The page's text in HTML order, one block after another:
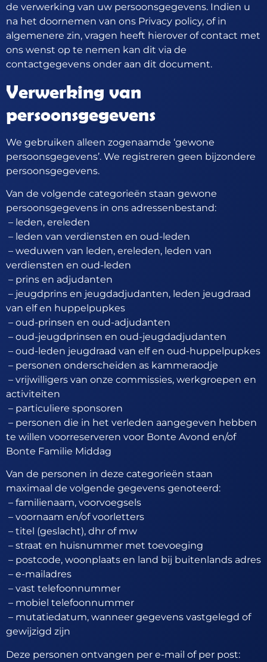
de verwerking van uw persoonsgegevens. Indien u
na het doornemen van ons Privacy policy, of in
algemenere zin, vragen heeft hierover of contact met
ons wenst op te nemen kan dit via de
contactgegevens onder aan dit document.
Verwerking van
persoonsgegevens
We gebruiken alleen zogenaamde ‘gewone
persoonsgegevens’. We registreren geen bijzondere
persoonsgegevens.
Van de volgende categorieën staan gewone
persoonsgegevens in ons adressenbestand:
– leden, ereleden
– leden van verdiensten en oud-leden
– weduwen van leden, ereleden, leden van
verdiensten en oud-leden
– prins en adjudanten
– jeugdprins en jeugdadjudanten, leden jeugdraad
van elf en huppelpupkes
– oud-prinsen en oud-adjudanten
– oud-jeugdprinsen en oud-jeugdadjudanten
– oud-leden jeugdraad van elf en oud-huppelpupkes
– personen onderscheiden as kammeraodje
– vrijwilligers van onze commissies, werkgroepen en
activiteiten
– particuliere sponsoren
– personen die in het verleden aangegeven hebben
te willen voorreserveren voor Bonte Avond en/of
Bonte Familie Middag
Van de personen in deze categorieën staan
maximaal de volgende gegevens genoteerd:
– familienaam, voorvoegsels
– voornaam en/of voorletters
– titel (geslacht), dhr of mw
– straat en huisnummer met toevoeging
– postcode, woonplaats en land bij buitenlands adres
– e-mailadres
– vast telefoonnummer
– mobiel telefoonnummer
– mutatiedatum, wanneer gegevens vastgelegd of
gewijzigd zijn
Deze personen ontvangen per e-mail of per post: